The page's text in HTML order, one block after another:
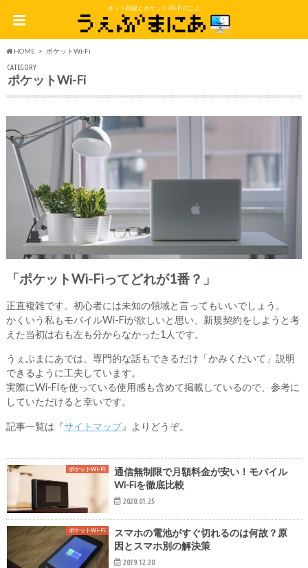
ネット回線とポケットWi-Fiのこと
HOME ポケットWi-Fi
CATEGORY
ポケットWi-Fi
「ポケットWi-Fiってどれが1番？」
正直複雑です。初心者には未知の領域と言ってもいいでしょう。
かくいう私もモバイルWi-Fiが欲しいと思い、新規契約をしようと考
えた当初は右も左も分からなかった1人です。
うぇぶまにあでは、専門的な話もできるだけ「かみくだいて」説明
できるように工夫しています。
実際にWi-Fiを使っている使用感も含めて掲載しているので、参考に
していただけると幸いです。
記事一覧は『サイトマップ』よりどうぞ。
ポケットWi-Fi
通信無制限で月額料金が安い！モバイル
Wi-Fiを徹底比較
2020.01.25
ポケットWi-Fi
スマホの電池がすぐ切れるのは何故？原
因とスマホ別の解決策
2019.12.20